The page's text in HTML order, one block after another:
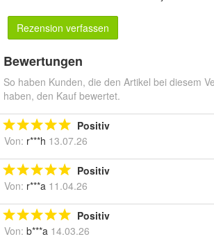
Rezension verfassen
Bewertungen
So haben Kunden, die den Artikel bei diesem
haben, den Kauf bewertet.
Positiv
Von: r***h 13.07.26
Positiv
Von: r***a 11.04.26
Positiv
Von: b***a 14.03.26